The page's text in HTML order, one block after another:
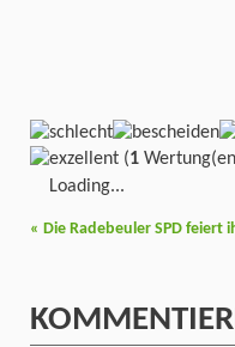
(1
Loading...
« Die Radebeuler SPD feiert